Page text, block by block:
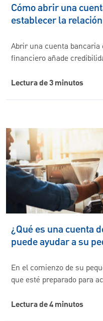
Cómo abrir una
establecer la
Abrir una cuenta
financiero añade
Lectura de 3 minutos
¿Qué es una cuenta
puede ayudar a su
En el comienzo de su
que esté preparado para
Lectura de 4 minutos